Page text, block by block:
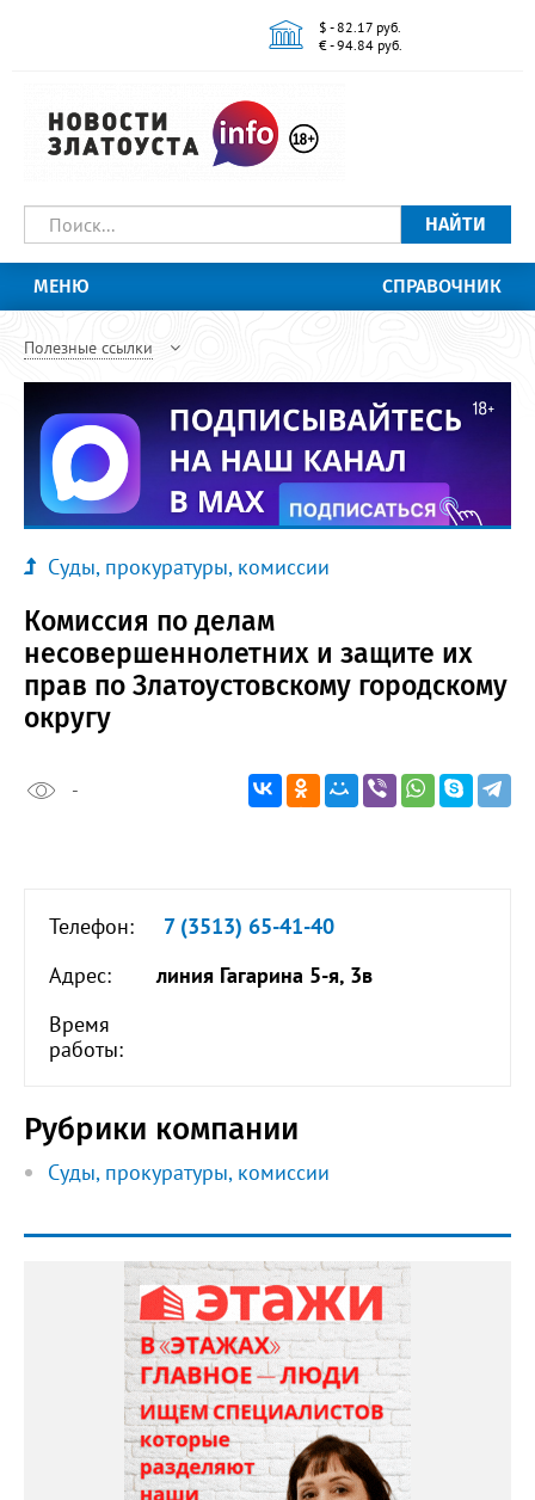
$ - 82.17 руб.
€ - 94.84 руб.
НАЙТИ
МЕНЮ СПРАВОЧНИК
Полезные ссылки
Суды, прокуратуры, комиссии
Комиссия по делам
несовершеннолетних и защите их
прав по Златоустовскому городскому
округу
-
Телефон:
7 (3513) 65-41-40
Адрес:
линия Гагарина 5-я, 3в
Время
работы:
Рубрики компании
Суды, прокуратуры, комиссии